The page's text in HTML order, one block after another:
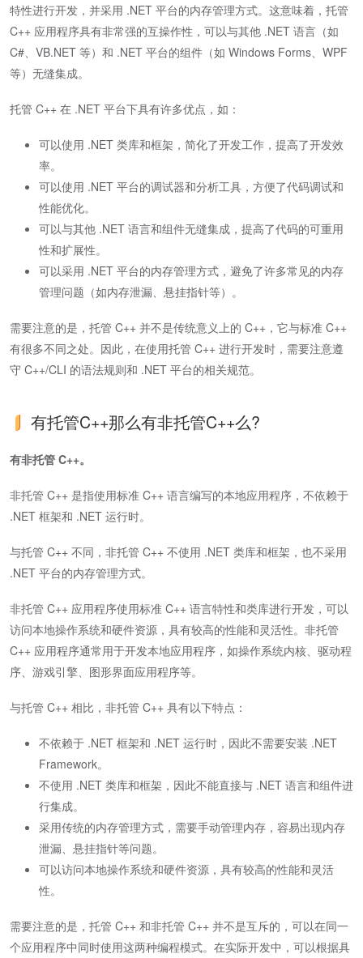
特性进行开发，并采用 .NET 平台的内存管理方式。这意味着，托管
C++ 应用程序具有非常强的互操作性，可以与其他 .NET 语言（如
C#、VB.NET 等）和 .NET 平台的组件（如 Windows Forms、WPF
等）无缝集成。
托管 C++ 在 .NET 平台下具有许多优点，如：
可以使用 .NET 类库和框架，简化了开发工作，提高了开发效
率。
可以使用 .NET 平台的调试器和分析工具，方便了代码调试和
性能优化。
可以与其他 .NET 语言和组件无缝集成，提高了代码的可重用
性和扩展性。
可以采用 .NET 平台的内存管理方式，避免了许多常见的内存
管理问题（如内存泄漏、悬挂指针等）。
需要注意的是，托管 C++ 并不是传统意义上的 C++，它与标准 C++
有很多不同之处。因此，在使用托管 C++ 进行开发时，需要注意遵
守 C++/CLI 的语法规则和 .NET 平台的相关规范。
有托管C++那么有非托管C++么?
有非托管 C++。
非托管 C++ 是指使用标准 C++ 语言编写的本地应用程序，不依赖于
.NET 框架和 .NET 运行时。
与托管 C++ 不同，非托管 C++ 不使用 .NET 类库和框架，也不采用
.NET 平台的内存管理方式。
非托管 C++ 应用程序使用标准 C++ 语言特性和类库进行开发，可以
访问本地操作系统和硬件资源，具有较高的性能和灵活性。非托管
C++ 应用程序通常用于开发本地应用程序，如操作系统内核、驱动程
序、游戏引擎、图形界面应用程序等。
与托管 C++ 相比，非托管 C++ 具有以下特点：
不依赖于 .NET 框架和 .NET 运行时，因此不需要安装 .NET
Framework。
不使用 .NET 类库和框架，因此不能直接与 .NET 语言和组件进
行集成。
采用传统的内存管理方式，需要手动管理内存，容易出现内存
泄漏、悬挂指针等问题。
可以访问本地操作系统和硬件资源，具有较高的性能和灵活
性。
需要注意的是，托管 C++ 和非托管 C++ 并不是互斥的，可以在同一
个应用程序中同时使用这两种编程模式。在实际开发中，可以根据具